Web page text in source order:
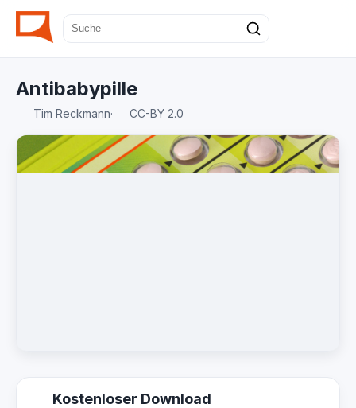
Antibabypille
Tim Reckmann· CC-BY 2.0
Kostenloser Download